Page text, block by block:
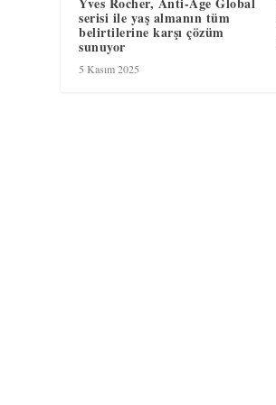
serisi ile yaş almanın tüm
belirtilerine karşı çözüm
sunuyor
5 Kasım 2025